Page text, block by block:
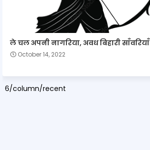
ले चल अपनी नागरिया, अवध बिहारी साँवरियाँ
October 14, 2022
6/column/recent